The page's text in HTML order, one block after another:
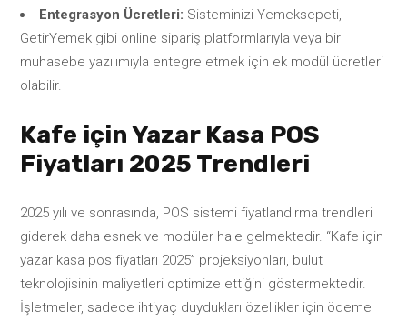
Entegrasyon Ücretleri: Sisteminizi Yemeksepeti,
GetirYemek gibi online sipariş platformlarıyla veya bir
muhasebe yazılımıyla entegre etmek için ek modül ücretleri
olabilir.
Kafe için Yazar Kasa POS
Fiyatları 2025 Trendleri
2025 yılı ve sonrasında, POS sistemi fiyatlandırma trendleri
giderek daha esnek ve modüler hale gelmektedir. “Kafe için
yazar kasa pos fiyatları 2025” projeksiyonları, bulut
teknolojisinin maliyetleri optimize ettiğini göstermektedir.
İşletmeler, sadece ihtiyaç duydukları özellikler için ödeme